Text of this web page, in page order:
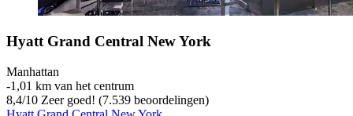
Hyatt Grand Central New York
Manhattan
‐1,01 km van het centrum
8,4/10 Zeer goed! (7.539 beoordelingen)